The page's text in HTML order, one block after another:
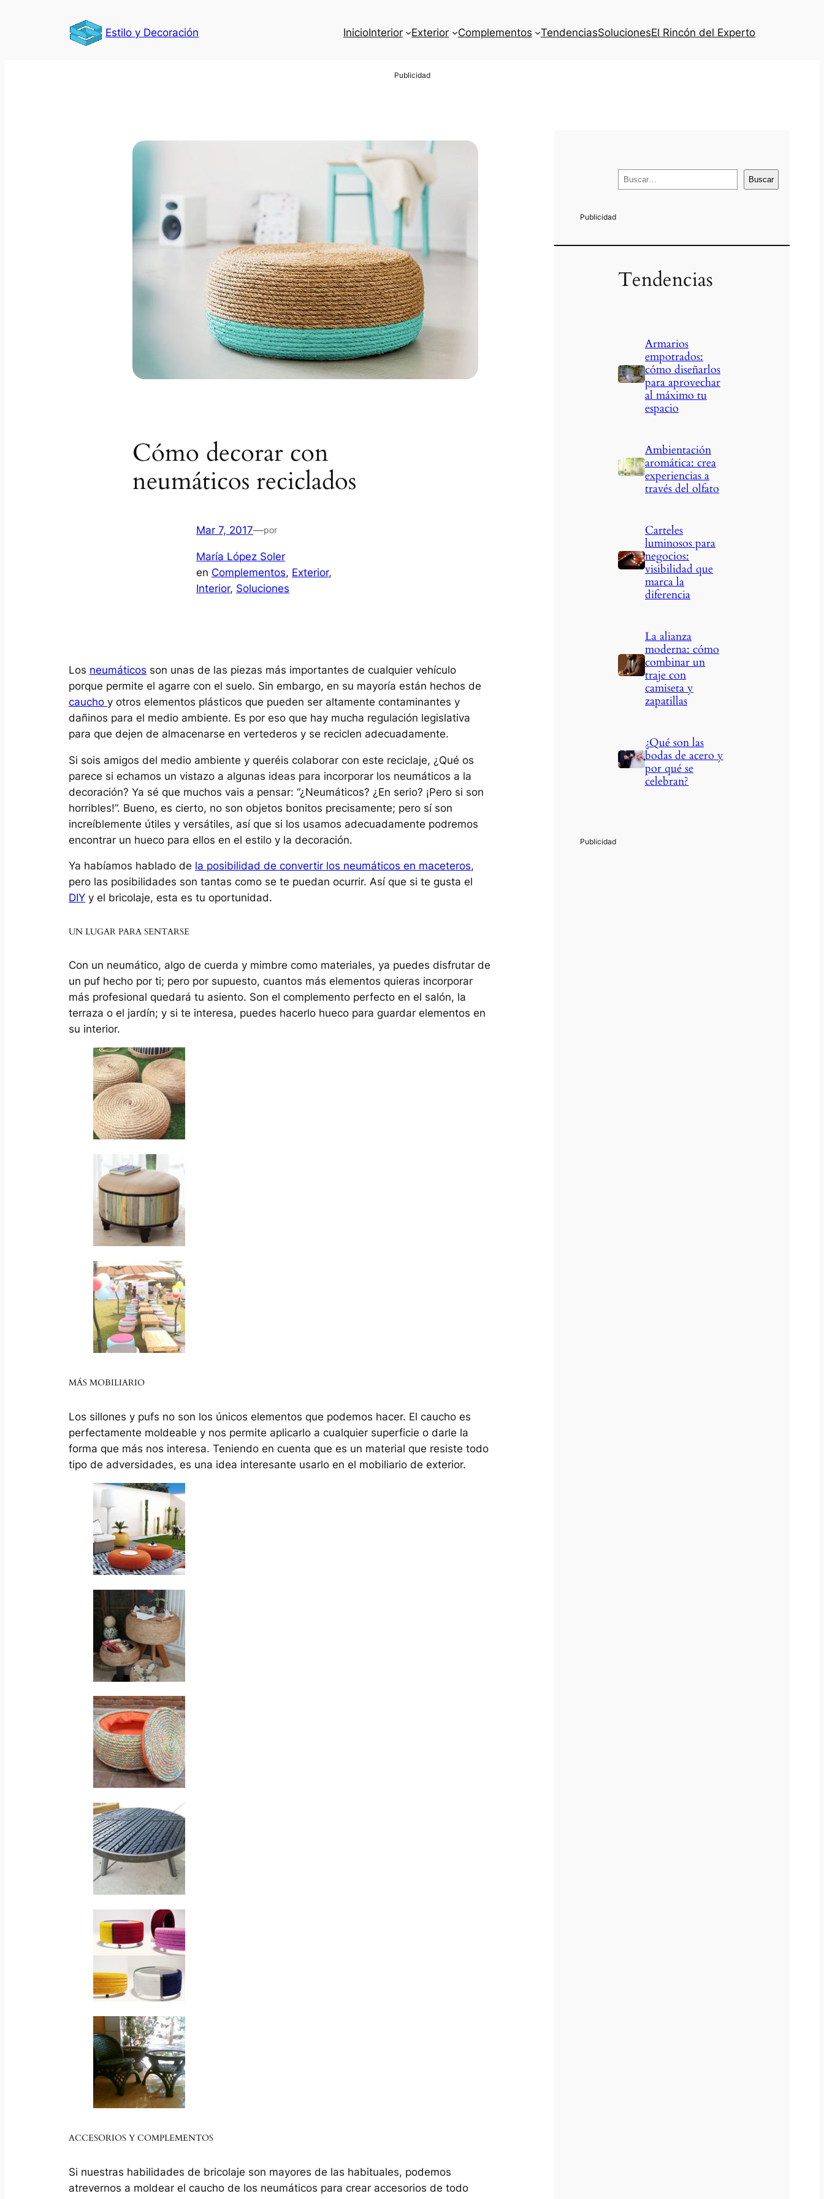
Estilo y Decoración InicioInterior Exterior Complementos TendenciasSolucionesEl Rincón del Experto
Cómo decorar con
neumáticos reciclados
Mar 7, 2017—por
María López Soler
en Complementos, Exterior
Interior, Soluciones
Los neumáticos son unas de las piezas más importantes de cualquier vehículo
porque permite el agarre con el suelo. Sin embargo, en su mayoría están hechos de
caucho y otros elementos plásticos que pueden ser altamente contaminantes y
dañinos para el medio ambiente. Es por eso que hay mucha regulación legislativa
para que dejen de almacenarse en vertederos y se reciclen adecuadamente.
Si sois amigos del medio ambiente y queréis colaborar con este reciclaje, ¿Qué os
parece si echamos un vistazo a algunas ideas para incorporar los neumáticos a la
decoración? Ya sé que muchos vais a pensar: “¿Neumáticos? ¿En serio? ¡Pero si son
horribles!”. Bueno, es cierto, no son objetos bonitos precisamente; pero sí son
increíblemente útiles y versátiles, así que si los usamos adecuadamente podremos
encontrar un hueco para ellos en el estilo y la decoración.
Ya habíamos hablado de la posibilidad de convertir los neumáticos en maceteros,
pero las posibilidades son tantas como se te puedan ocurrir. Así que si te gusta el
DIY y el bricolaje, esta es tu oportunidad.
UN LUGAR PARA SENTARSE
Con un neumático, algo de cuerda y mimbre como materiales, ya puedes disfrutar de
un puf hecho por ti; pero por supuesto, cuantos más elementos quieras incorporar
más profesional quedará tu asiento. Son el complemento perfecto en el salón, la
terraza o el jardín; y si te interesa, puedes hacerlo hueco para guardar elementos en
su interior.
MÁS MOBILIARIO
Los sillones y pufs no son los únicos elementos que podemos hacer. El caucho es
perfectamente moldeable y nos permite aplicarlo a cualquier superficie o darle la
forma que más nos interesa. Teniendo en cuenta que es un material que resiste todo
tipo de adversidades, es una idea interesante usarlo en el mobiliario de exterior.
ACCESORIOS Y COMPLEMENTOS
Si nuestras habilidades de bricolaje son mayores de las habituales, podemos
atrevernos a moldear el caucho de los neumáticos para crear accesorios de todo
u
Buscar
Tendencias
Armarios
empotrados:
cómo diseñarlos
para aprovechar
al máximo tu
espacio
Ambientación
aromática: crea
experiencias a
través del olfato
Carteles
luminosos para
negocios:
visibilidad que
marca la
diferencia
La alianza
moderna: cómo
combinar un
traje con
camiseta y
zapatillas
¿Qué son las
bodas de acero y
por qué se
celebran?